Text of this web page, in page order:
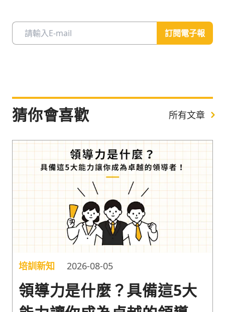
訂閱電子報
猜你會喜歡 所有文章
培訓新知 2026-08-05
領導力是什麼？具備這5大